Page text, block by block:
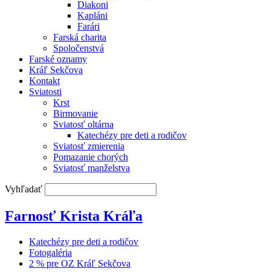
Diakoni
Kapláni
Farári
Farská charita
Spoločenstvá
Farské oznamy
Kráľ Sekčova
Kontakt
Sviatosti
Krst
Birmovanie
Sviatosť oltárna
Katechézy pre deti a rodičov
Sviatosť zmierenia
Pomazanie chorých
Sviatosť manželstva
Vyhľadať
Farnosť Krista Kráľa
Katechézy pre deti a rodičov
Fotogaléria
2 % pre OZ Kráľ Sekčova